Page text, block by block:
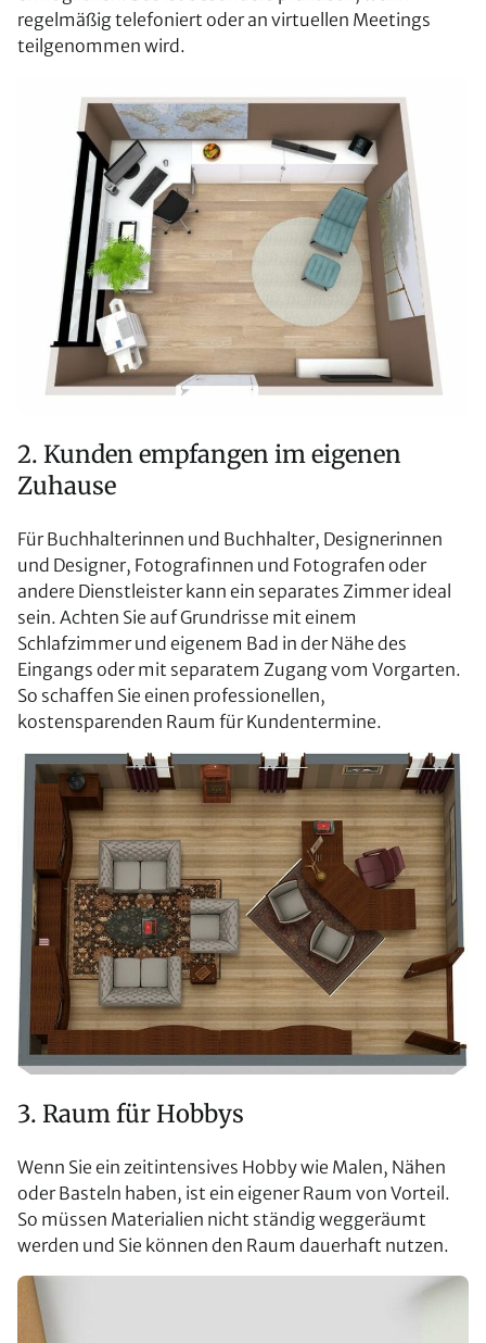
regelmäßig telefoniert oder an virtuellen Meetings
teilgenommen wird.
2. Kunden empfangen im eigenen
Zuhause
Für Buchhalterinnen und Buchhalter, Designerinnen
und Designer, Fotografinnen und Fotografen oder
andere Dienstleister kann ein separates Zimmer ideal
sein. Achten Sie auf Grundrisse mit einem
Schlafzimmer und eigenem Bad in der Nähe des
Eingangs oder mit separatem Zugang vom Vorgarten.
So schaffen Sie einen professionellen,
kostensparenden Raum für Kundentermine.
3. Raum für Hobbys
Wenn Sie ein zeitintensives Hobby wie Malen, Nähen
oder Basteln haben, ist ein eigener Raum von Vorteil.
So müssen Materialien nicht ständig weggeräumt
werden und Sie können den Raum dauerhaft nutzen.